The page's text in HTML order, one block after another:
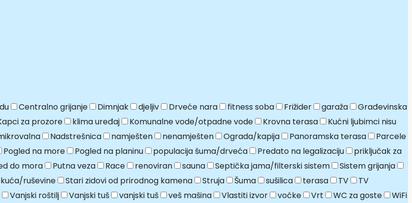
Centralno grijanje Dimnjak djeljiv Drveće nara fitness soba Frižider garaža
Građevinska
za prozore klima uređaj Komunalne vode/otpadne vode Krovna terasa
Kućni ljubimci nisu
Nadstrešnica namješten nenamješten Ograda/kapija Panoramska terasa
Parcele
Pogled na more Pogled na planinu populacija šuma/drveća Predato na legalizaciju
priključak za
do mora Putna veza Race renoviran sauna Septička jama/filterski sistem
Sistem grijanja
ruševine Stari zidovi od prirodnog kamena Struja Šuma sušilica terasa TV
TV
Vanjski roštilj Vanjski tuš vanjski tuš veš mašina Vlastiti izvor voćke Vrt WC za goste
WiFi